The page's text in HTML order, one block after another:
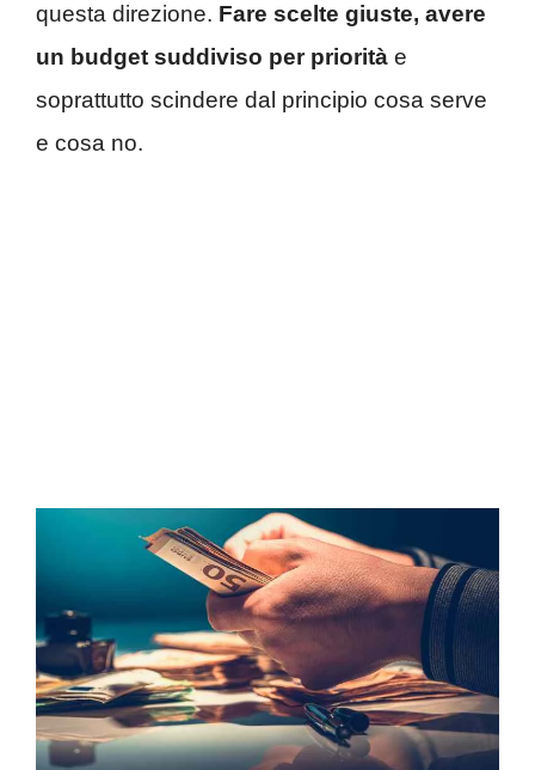
questa direzione. Fare scelte giuste, avere
un budget suddiviso per priorità e
soprattutto scindere dal principio cosa serve
e cosa no.